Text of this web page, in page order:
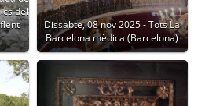
del
Dissabte, 08 nov 2025 - Tots La
Barcelona mèdica (Barcelona)